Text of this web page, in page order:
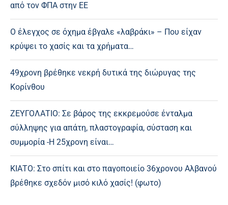
από τον ΦΠΑ στην ΕΕ
Ο έλεγχος σε όχημα έβγαλε «λαβράκι» – Που είχαν
κρύψει το χασίς και τα χρήματα…
49χρονη βρέθηκε νεκρή δυτικά της διώρυγας της
Κορίνθου
ΖΕΥΓΟΛΑΤΙΟ: Σε βάρος της εκκρεμούσε ένταλμα
σύλληψης για απάτη, πλαστογραφία, σύσταση και
συμμορία -Η 25χρονη είναι…
ΚΙΑΤΟ: Στο σπίτι και στο παγοποιείο 36χρονου Αλβανού
βρέθηκε σχεδόν μισό κιλό χασίς! (φωτο)